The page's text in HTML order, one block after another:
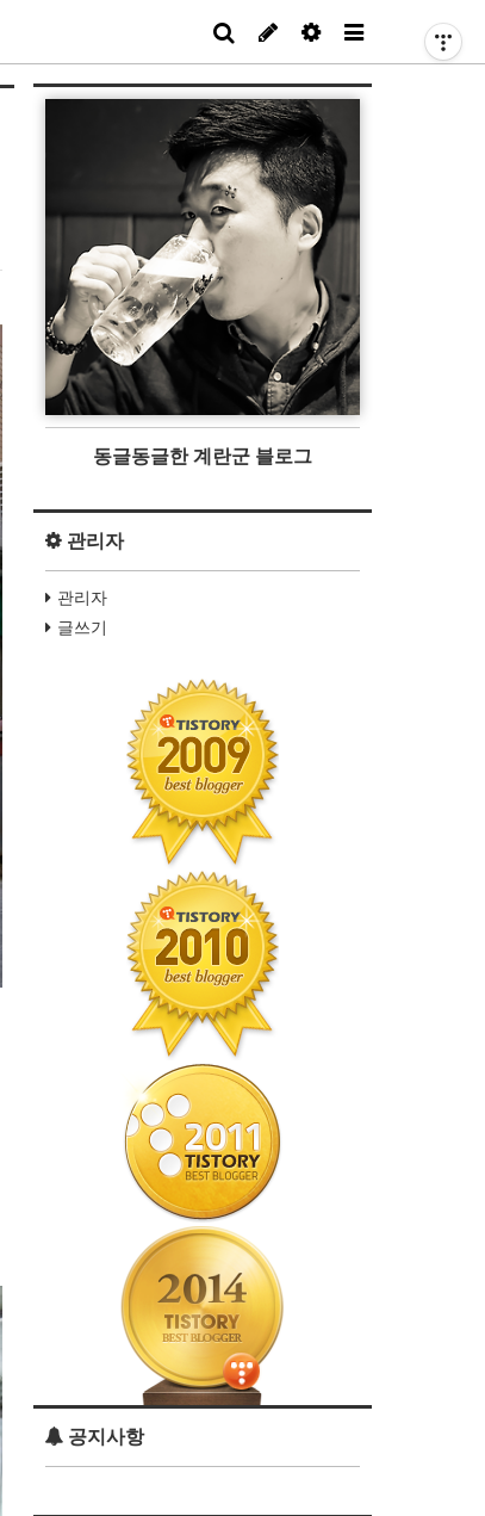
동글동글한 계란군 블로그
관리자
관리자
글쓰기
공지사항